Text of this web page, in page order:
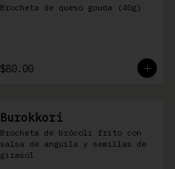
Brocheta de queso gouda (40g)
$80.00
Burokkori
Brocheta de brócoli frito con
salsa de anguila y semillas de
girasol